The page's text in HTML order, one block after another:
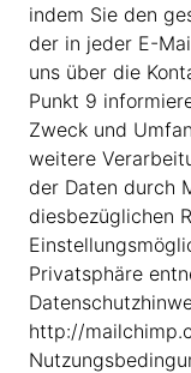
indem Sie den
der in jeder E-
uns über die
Punkt 9
Zweck und
weitere
der Daten durch
diesbezüglichen
Privatsphäre
http://